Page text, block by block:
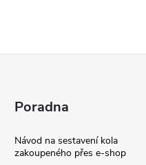
Poradna
Návod na sestavení kola
zakoupeného přes e-shop